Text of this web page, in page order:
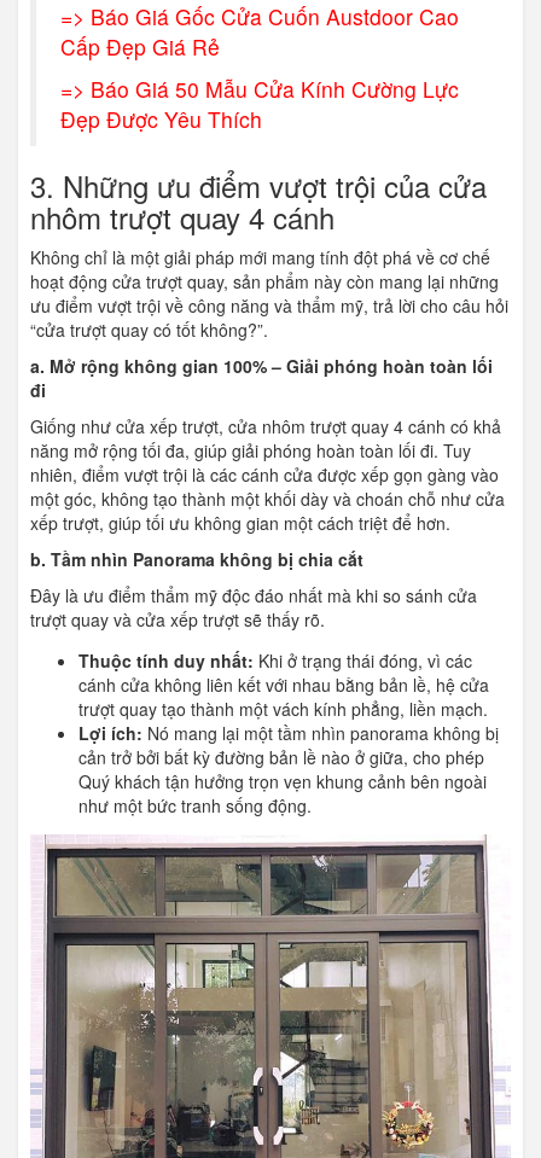
=> Báo Giá Gốc Cửa Cuốn Austdoor Cao
Cấp Đẹp Giá Rẻ
=> Báo Giá 50 Mẫu Cửa Kính Cường Lực
Đẹp Được Yêu Thích
3. Những ưu điểm vượt trội của cửa
nhôm trượt quay 4 cánh
Không chỉ là một giải pháp mới mang tính đột phá về cơ chế
hoạt động cửa trượt quay, sản phẩm này còn mang lại những
ưu điểm vượt trội về công năng và thẩm mỹ, trả lời cho câu hỏi
“cửa trượt quay có tốt không?”.
a. Mở rộng không gian 100% – Giải phóng hoàn toàn lối
đi
Giống như cửa xếp trượt, cửa nhôm trượt quay 4 cánh có khả
năng mở rộng tối đa, giúp giải phóng hoàn toàn lối đi. Tuy
nhiên, điểm vượt trội là các cánh cửa được xếp gọn gàng vào
một góc, không tạo thành một khối dày và choán chỗ như cửa
xếp trượt, giúp tối ưu không gian một cách triệt để hơn.
b. Tầm nhìn Panorama không bị chia cắt
Đây là ưu điểm thẩm mỹ độc đáo nhất mà khi so sánh cửa
trượt quay và cửa xếp trượt sẽ thấy rõ.
Thuộc tính duy nhất: Khi ở trạng thái đóng, vì các
cánh cửa không liên kết với nhau bằng bản lề, hệ cửa
trượt quay tạo thành một vách kính phẳng, liền mạch.
Lợi ích: Nó mang lại một tầm nhìn panorama không bị
cản trở bởi bất kỳ đường bản lề nào ở giữa, cho phép
Quý khách tận hưởng trọn vẹn khung cảnh bên ngoài
như một bức tranh sống động.